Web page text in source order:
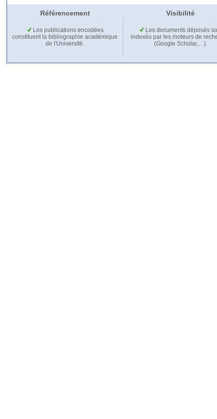
Référencement Visibilité
Les publications encodées
constituent la bibliographie académique
de l'Université.
Les documents déposés
indexés par les moteurs de
(Google Scholar,…).